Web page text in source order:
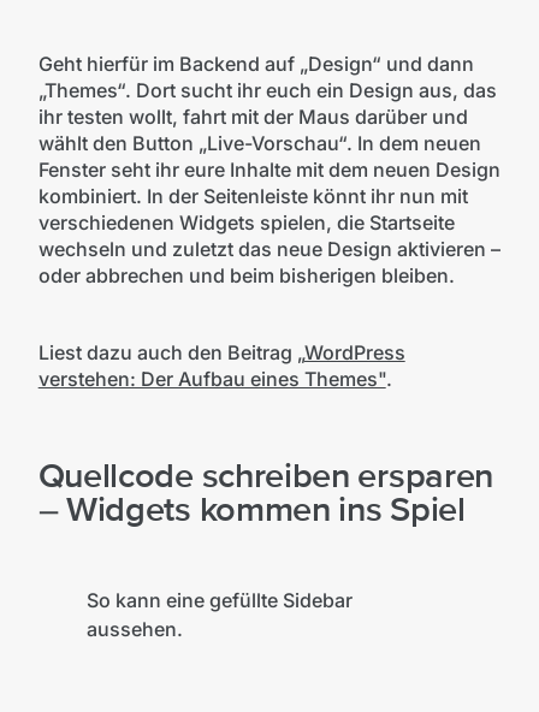
Geht hierfür im Backend auf „Design“ und dann
„Themes“. Dort sucht ihr euch ein Design aus, das
ihr testen wollt, fahrt mit der Maus darüber und
wählt den Button „Live-Vorschau“. In dem neuen
Fenster seht ihr eure Inhalte mit dem neuen Design
kombiniert. In der Seitenleiste könnt ihr nun mit
verschiedenen Widgets spielen, die Startseite
wechseln und zuletzt das neue Design aktivieren –
oder abbrechen und beim bisherigen bleiben.
Liest dazu auch den Beitrag „WordPress
verstehen: Der Aufbau eines Themes".
Quellcode schreiben ersparen
– Widgets kommen ins Spiel
So kann eine gefüllte Sidebar
aussehen.